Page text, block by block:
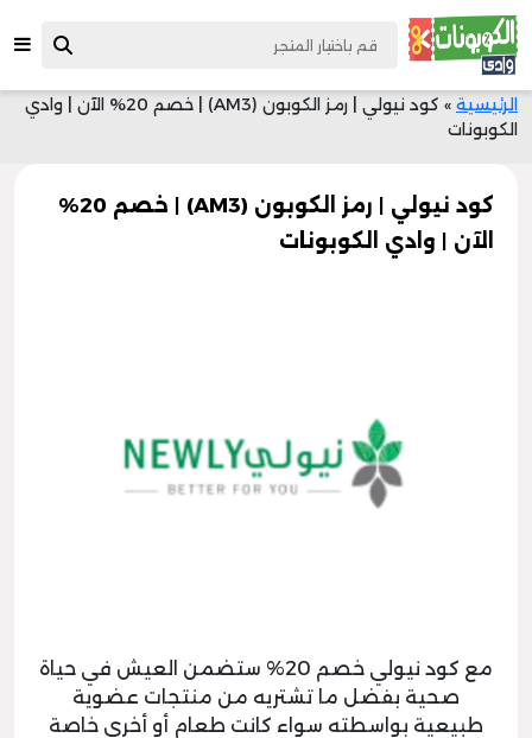
الرئيسية »
كود نيولي | رمز الكوبون (AM3) | خصم 20% الآن | وادي
الكوبونات
كود نيولي | رمز الكوبون (AM3) | خصم 20%
الآن | وادي الكوبونات
مع كود نيولي خصم 20% ستضمن العيش في حياة
صحية بفضل ما تشتريه من منتجات عضوية
طبيعية بواسطته سواء كانت طعام أو أخرى خاصة